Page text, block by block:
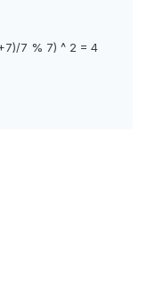
7 % 7) ^ 2 = 4